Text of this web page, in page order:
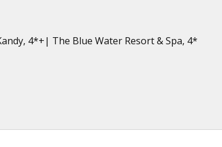
4*+| The Blue Water Resort & Spa, 4*